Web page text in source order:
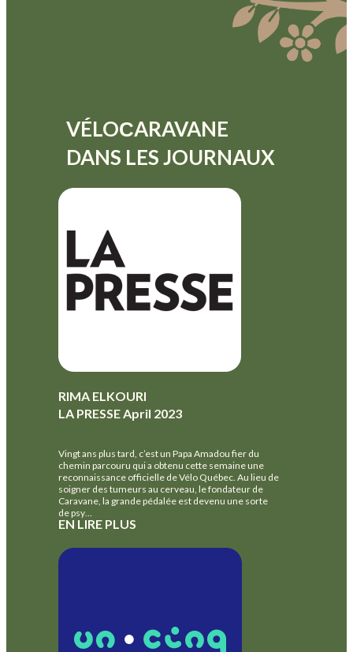
VÉLOСARAVANE
DANS LES JOURNAUX
RIMA ELKOURI
LA PRESSE April 2023
Vingt ans plus tard, c’est un Papa Amadou fier du
chemin parcouru qui a obtenu cette semaine une
reconnaissance officielle de Vélo Québec. Au lieu de
soigner des tumeurs au cerveau, le fondateur de
Caravane, la grande pédalée est devenu une sorte
de psy…
EN LIRE PLUS